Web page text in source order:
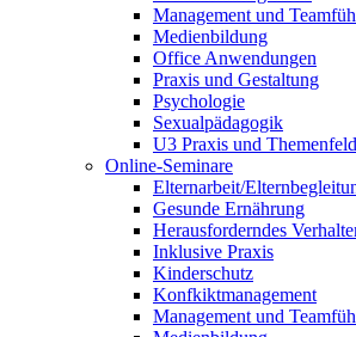
Management und
Medienbildung
Office Anwendungen
Praxis und Gestaltung
Psychologie
Sexualpädagogik
U3 Praxis und
Online-Seminare
Elternarbeit/
Gesunde Ernährung
Herausforderndes
Inklusive Praxis
Kinderschutz
Konfkiktmanagement
Management und